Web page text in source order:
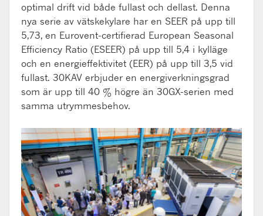
optimal drift vid både fullast och dellast. Denna
nya serie av vätskekylare har en SEER på upp till
5,73, en Eurovent-certifierad European Seasonal
Efficiency Ratio (ESEER) på upp till 5,4 i kylläge
och en energieffektivitet (EER) på upp till 3,5 vid
fullast. 30KAV erbjuder en energiverkningsgrad
som är upp till 40 % högre än 30GX-serien med
samma utrymmesbehov.